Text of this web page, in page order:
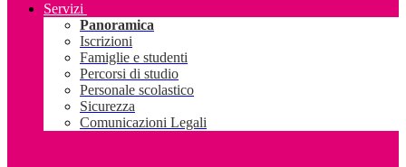
Servizi
Panoramica
Iscrizioni
Famiglie e studenti
Percorsi di studio
Personale scolastico
Sicurezza
Comunicazioni Legali